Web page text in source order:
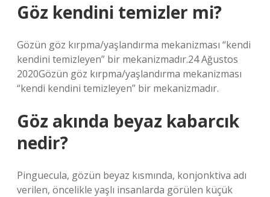
Göz kendini temizler mi?
Gözün göz kırpma/yaşlandırma mekanizması “kendi
kendini temizleyen” bir mekanizmadır.24 Ağustos
2020Gözün göz kırpma/yaşlandırma mekanizması
“kendi kendini temizleyen” bir mekanizmadır.
Göz akında beyaz kabarcık
nedir?
Pinguecula, gözün beyaz kısmında, konjonktiva adı
verilen, öncelikle yaşlı insanlarda görülen küçük